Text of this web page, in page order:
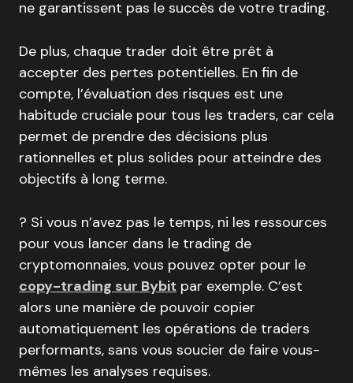
ne garantissent pas le succès de votre trading.
De plus, chaque trader doit être prêt à
accepter des pertes potentielles. En fin de
compte, l’évaluation des risques est une
habitude cruciale pour tous les traders, car cela
permet de prendre des décisions plus
rationnelles et plus solides pour atteindre des
objectifs à long terme.
? Si vous n’avez pas le temps, ni les ressources
pour vous lancer dans le trading de
cryptomonnaies, vous pouvez opter pour le
copy-trading sur Bybit par exemple. C’est
alors une manière de pouvoir copier
automatiquement les opérations de traders
performants, sans vous soucier de faire vous-
mêmes les analyses requises.